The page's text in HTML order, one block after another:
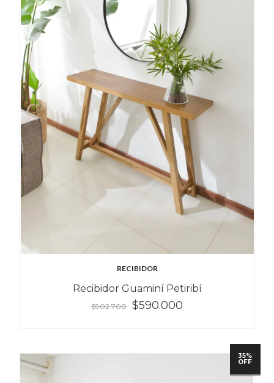
RECIBIDOR
Recibidor Guaminí Petiribí
$902.700 $590.000
35%
OFF